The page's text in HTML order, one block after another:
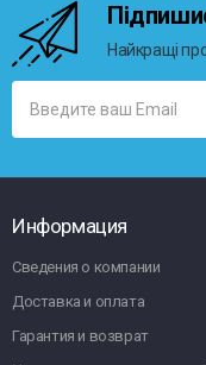
Найкращі
Информация
Сведения о компании
Доставка и оплата
Гарантия и возврат